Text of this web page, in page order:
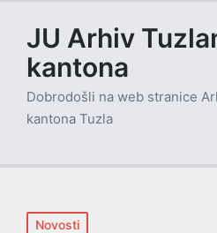
JU Arhiv
kantona
Dobrodošli na web stranice
kantona Tuzla
Posted
Novosti